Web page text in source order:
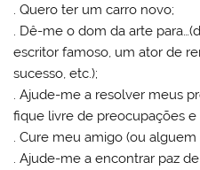
. Quero ter um carro novo;
. Dê-me o dom da arte
escritor famoso, um ator de
sucesso, etc.);
. Ajude-me a resolver meus
fique livre de preocupações e
. Cure meu amigo (ou
. Ajude-me a encontrar paz